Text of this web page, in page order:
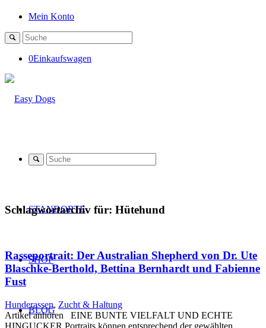
Mein Konto
0Einkaufswagen
STANDORTE
SHOP
BLOG
Schlagwortarchiv für: Hütehund
Rasseportrait: Der Australian Shepherd von Dr. Ute
Blaschke-Berthold, Bettina Bernhardt und Fabienne
Fust
Hunderassen, Zucht & Haltung
Artikel anhören EINE BUNTE VIELFALT UND ECHTE
HINGUCKER Portraits können entsprechend der gewählten